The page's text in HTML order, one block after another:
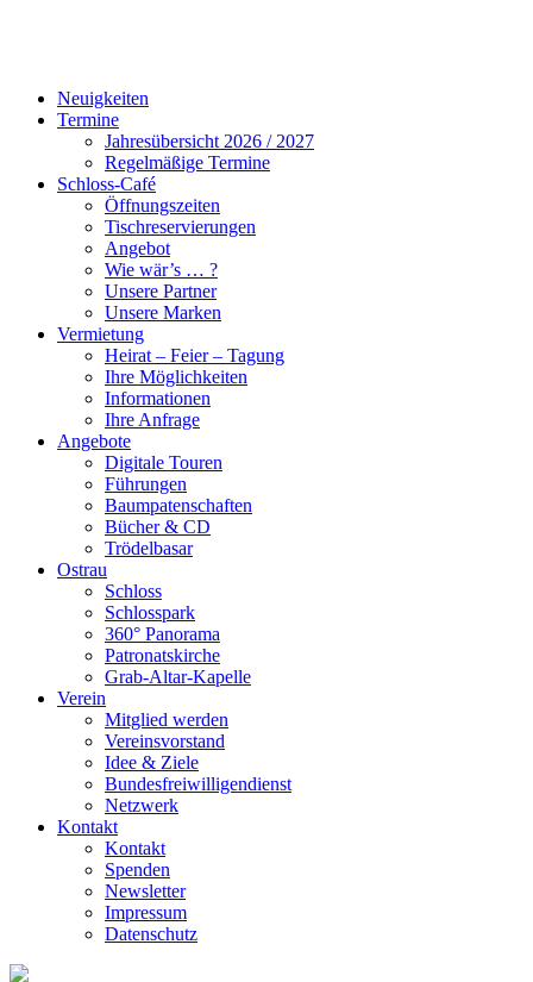
Neuigkeiten
Termine
Jahresübersicht 2026 / 2027
Regelmäßige Termine
Schloss-Café
Öffnungszeiten
Tischreservierungen
Angebot
Wie wär’s … ?
Unsere Partner
Unsere Marken
Vermietung
Heirat – Feier – Tagung
Ihre Möglichkeiten
Informationen
Ihre Anfrage
Angebote
Digitale Touren
Führungen
Baumpatenschaften
Bücher & CD
Trödelbasar
Ostrau
Schloss
Schlosspark
360° Panorama
Patronatskirche
Grab-Altar-Kapelle
Verein
Mitglied werden
Vereinsvorstand
Idee & Ziele
Bundesfreiwilligendienst
Netzwerk
Kontakt
Kontakt
Spenden
Newsletter
Impressum
Datenschutz